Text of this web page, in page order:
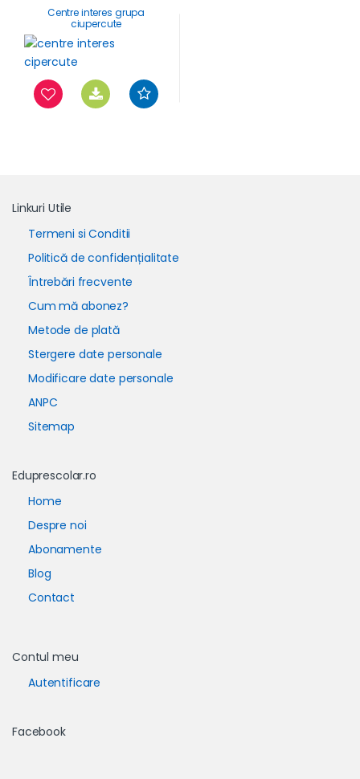
Centre interes grupa
ciupercute
Linkuri Utile
Termeni si Conditii
Politică de confidențialitate
Întrebări frecvente
Cum mă abonez?
Metode de plată
Stergere date personale
Modificare date personale
ANPC
Sitemap
Eduprescolar.ro
Home
Despre noi
Abonamente
Blog
Contact
Contul meu
Autentificare
Facebook